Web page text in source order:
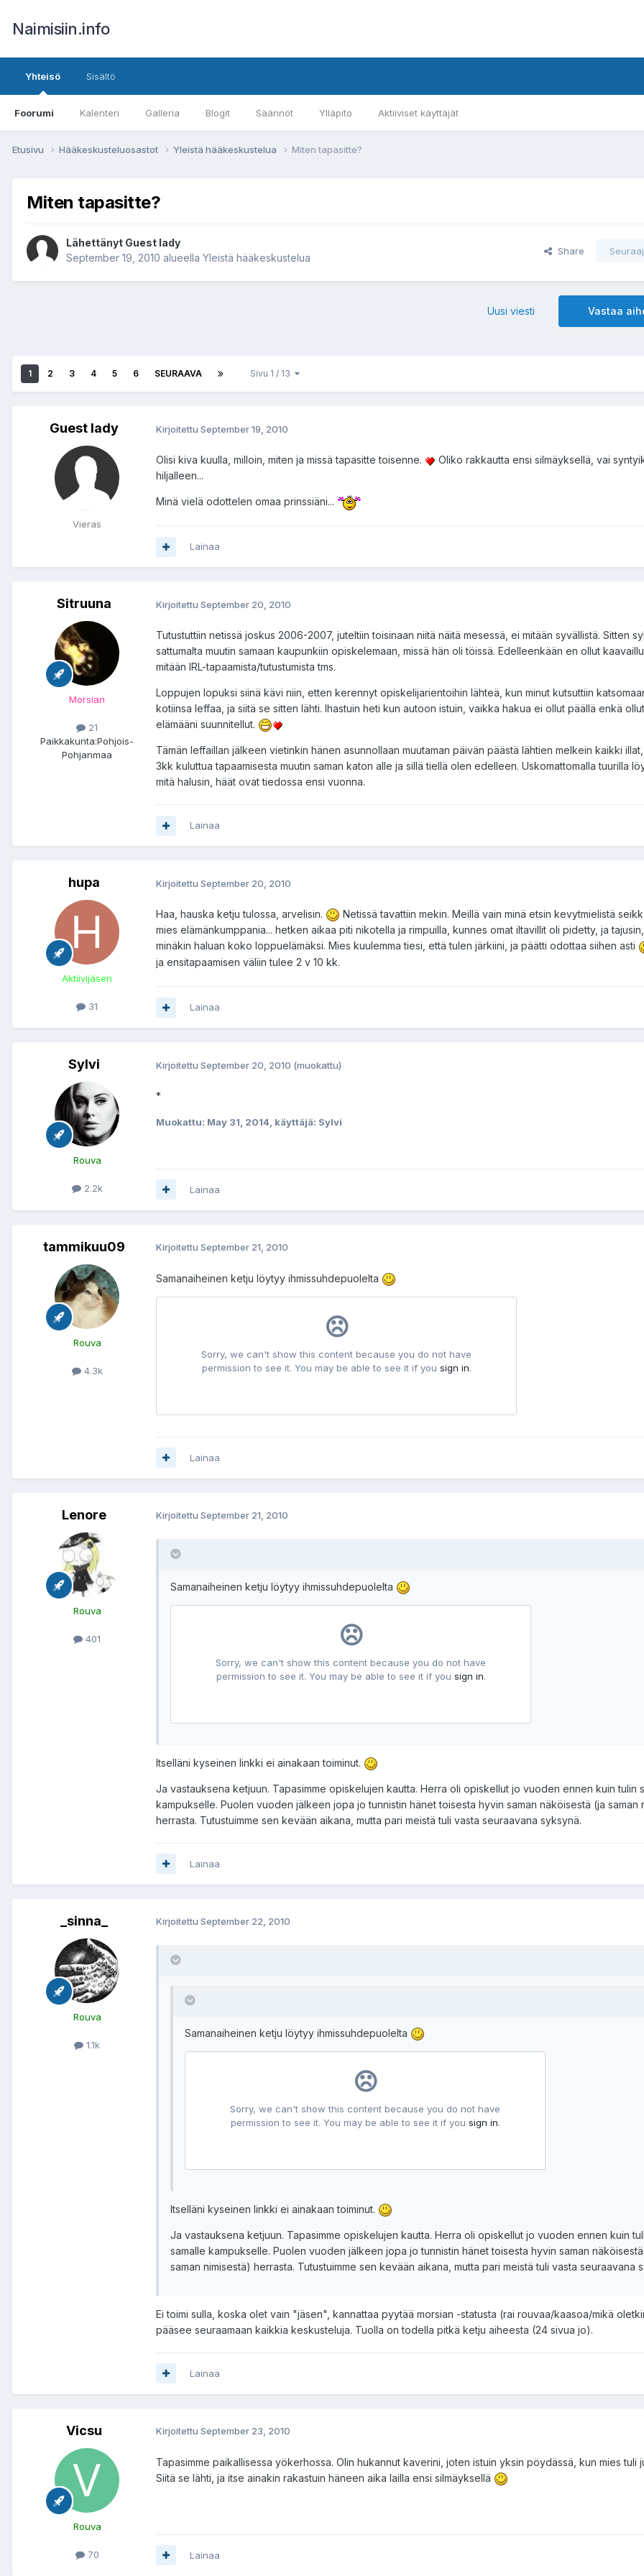
Naimisiin.info
Yhteisö
Foorumi Kalenteri Galleria Blogit Säännöt Ylläpito Aktiiviset käyttäjät
Sisältö
Etusivu Hääkeskusteluosastot Yleistä hääkeskustelua Miten tapasitte?
Miten tapasitte?
Lähettänyt Guest lady
September 19, 2010 alueella Yleistä hääkeskustelua
Share
Vastaa
Uusi viesti
1 2 3 4 5 6 SEURAAVA Sivu 1 / 13
Guest lady
Vieras
Kirjoitettu September 19, 2010
Olisi kiva kuulla, milloin, miten ja missä tapasitte toisenne.
Oliko rakkautta ensi silmäyksellä, vai
hiljalleen...
Minä vielä odottelen omaa prinssiäni...
Lainaa
Sitruuna
Morsian
21
Paikkakunta:Pohjois-
Pohjanmaa
Kirjoitettu September 20, 2010
Tutustuttiin netissä joskus 2006-2007, juteltiin toisinaan niitä näitä mesessä, ei mitään syvällistä. Sitten
sattumalta muutin samaan kaupunkiin opiskelemaan, missä hän oli töissä. Edelleenkään en ollut
mitään IRL-tapaamista/tutustumista tms.
Loppujen lopuksi siinä kävi niin, etten kerennyt opiskelijarientoihin lähteä, kun minut kutsuttiin
kotiinsa leffaa, ja siitä se sitten lähti. Ihastuin heti kun autoon istuin, vaikka hakua ei ollut päällä enkä
elämääni suunnitellut.
Tämän leffaillan jälkeen vietinkin hänen asunnollaan muutaman päivän päästä lähtien melkein kaikki
3kk kuluttua tapaamisesta muutin saman katon alle ja sillä tiellä olen edelleen. Uskomattomalla tuurilla
mitä halusin, häät ovat tiedossa ensi vuonna.
Lainaa
hupa
Aktiivijäsen
31
Kirjoitettu September 20, 2010
Haa, hauska ketju tulossa, arvelisin.
Netissä tavattiin mekin. Meillä vain minä etsin kevytmielistä
mies elämänkumppania... hetken aikaa piti nikotella ja rimpuilla, kunnes omat iltavillit oli pidetty, ja
minäkin haluan koko loppuelämäksi. Mies kuulemma tiesi, että tulen järkiini, ja päätti odottaa siihen asti
ja ensitapaamisen väliin tulee 2 v 10 kk.
Lainaa
Sylvi
Rouva
2.2k
Kirjoitettu September 20, 2010 (muokattu)
*
Muokattu: May 31, 2014, käyttäjä: Sylvi
Lainaa
tammikuu09
Rouva
4.3k
Kirjoitettu September 21, 2010
Samanaiheinen ketju löytyy ihmissuhdepuolelta
Lainaa
Lenore
Rouva
401
Kirjoitettu September 21, 2010
Samanaiheinen ketju löytyy ihmissuhdepuolelta
Itselläni kyseinen linkki ei ainakaan toiminut.
Ja vastauksena ketjuun. Tapasimme opiskelujen kautta. Herra oli opiskellut jo vuoden ennen kuin tulin
kampukselle. Puolen vuoden jälkeen jopa jo tunnistin hänet toisesta hyvin saman näköisestä (ja saman
herrasta. Tutustuimme sen kevään aikana, mutta pari meistä tuli vasta seuraavana syksynä.
Lainaa
_sinna_
Rouva
1.1k
Kirjoitettu September 22, 2010
Samanaiheinen ketju löytyy ihmissuhdepuolelta
Itselläni kyseinen linkki ei ainakaan toiminut.
Ja vastauksena ketjuun. Tapasimme opiskelujen kautta. Herra oli opiskellut jo vuoden ennen kuin
samalle kampukselle. Puolen vuoden jälkeen jopa jo tunnistin hänet toisesta hyvin saman
saman nimisestä) herrasta. Tutustuimme sen kevään aikana, mutta pari meistä tuli vasta seuraavana
Ei toimi sulla, koska olet vain "jäsen", kannattaa pyytää morsian -statusta (rai rouvaa/kaasoa/mikä
pääsee seuraamaan kaikkia keskusteluja. Tuolla on todella pitkä ketju aiheesta (24 sivua jo).
Lainaa
Vicsu
Rouva
70
Kirjoitettu September 23, 2010
Tapasimme paikallisessa yökerhossa. Olin hukannut kaverini, joten istuin yksin pöydässä, kun mies tuli
Siitä se lähti, ja itse ainakin rakastuin häneen aika lailla ensi silmäyksellä
Lainaa